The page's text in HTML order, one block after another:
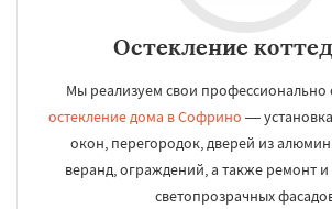
Остекление
Мы реализуем свои профессионально
остекление дома в Софрино —
окон, перегородок, дверей из
веранд, ограждений, а также ремонт и
светопрозрачных